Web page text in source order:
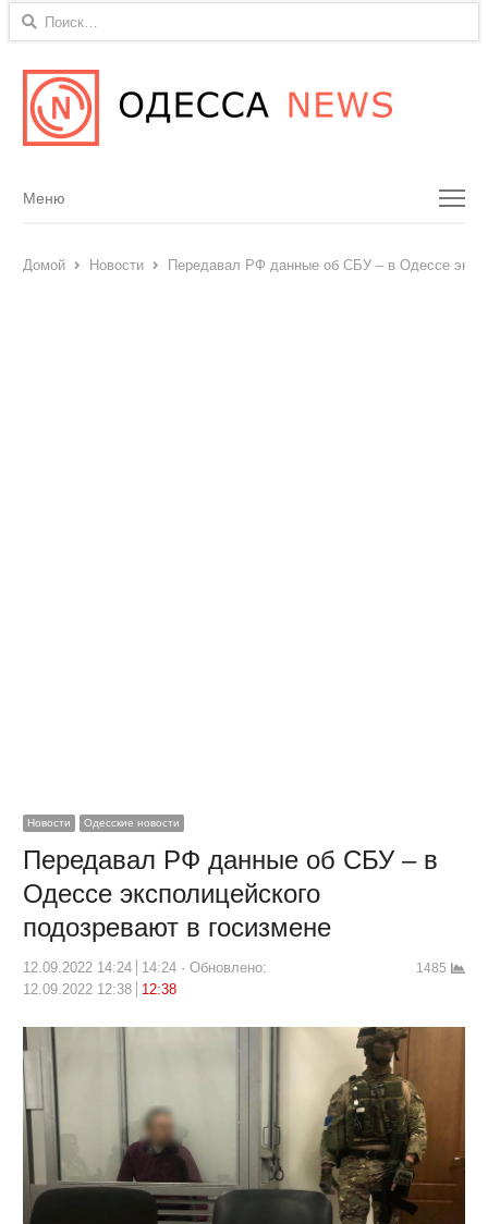
Найти:
Menu
Меню
Домой Новости Передавал РФ данные об СБУ – в Одессе
Новости Одесские новости
Передавал РФ данные об СБУ – в
Одессе эксполицейского
подозревают в госизмене
12.09.2022 14:24 14:24
Обновлено:
12.09.2022 12:38
12:38
1485